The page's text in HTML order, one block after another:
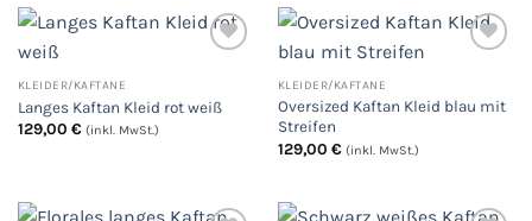
die
KLEIDER/KAFTANE
Langes Kaftan Kleid rot weiß
129,00 € (inkl. MwSt.)
die
KLEIDER/KAFTANE
Oversized Kaftan Kleid blau mit
Streifen
129,00 € (inkl. MwSt.)